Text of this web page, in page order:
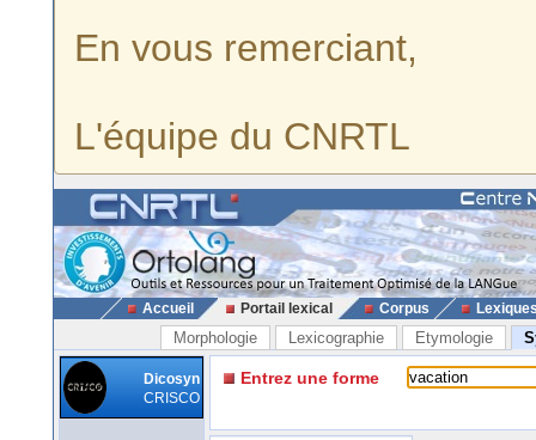
En vous remerciant,
L'équipe du CNRTL
Accueil Portail lexical Corpus
Morphologie Lexicographie Etymologie
Dicosyn
CRISCO
Entrez une forme